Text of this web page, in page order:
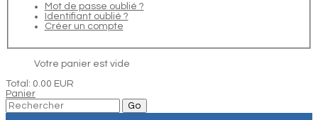
Mot de passe oublié ?
Identifiant oublié ?
Créer un compte
Votre panier est vide
Total: 0.00 EUR
Panier